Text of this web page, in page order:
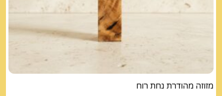
מזוזה מהודרת נחת רוח